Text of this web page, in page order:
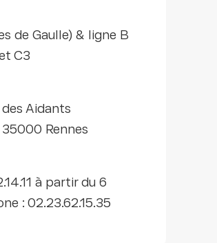
de Gaulle) & ligne B
C3
Aidants
Rennes
à partir du 6
: 02.23.62.15.35